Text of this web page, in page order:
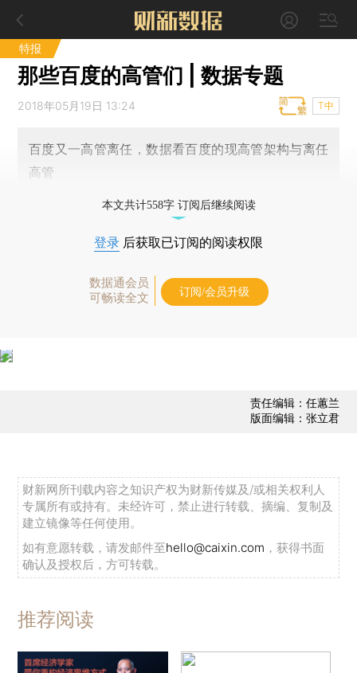
特报
那些百度的高管们 | 数据专题
2018年05月19日 13:24 T中
百度又一高管离任，数据看百度的现高管架构与离任
高管
本文共计558字 订阅后继续阅读
登录 后获取已订阅的阅读权限
数据通会员
可畅读全文
订阅/会员升级
责任编辑：任蕙兰
版面编辑：张立君
财新网所刊载内容之知识产权为财新传媒及/或相关权利人
专属所有或持有。未经许可，禁止进行转载、摘编、复制及
建立镜像等任何使用。
如有意愿转载，请发邮件至hello@caixin.com ，获得书面
确认及授权后，方可转载。
推荐阅读